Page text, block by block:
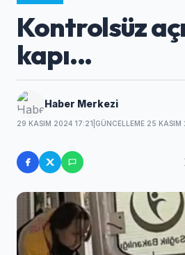
Kontrolsüz
kapı...
Haber Merkezi
29 KASIM 2024 17:21 GÜNCELLEME 25